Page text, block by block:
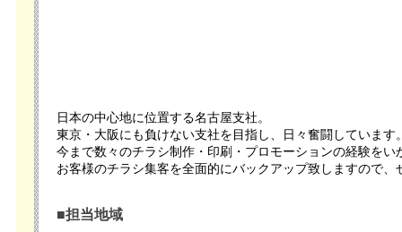
日本の中心地に位置する名古屋支社。
東京・大阪にも負けない支社を目指し、日々奮闘しています
今まで数々のチラシ制作・印刷・プロモーションの経験をい
お客様のチラシ集客を全面的にバックアップ致しますので
■担当地域